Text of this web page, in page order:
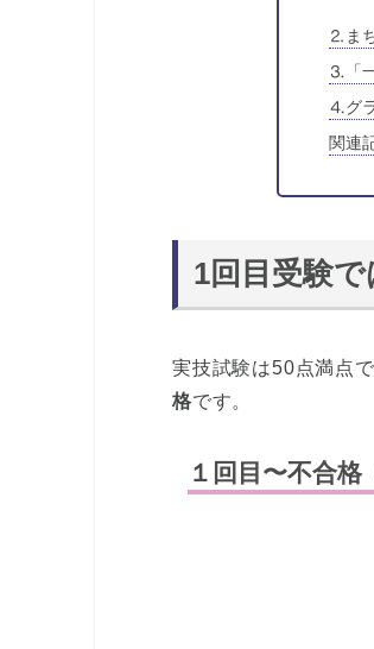
⒉ま
⒊「
⒋グ
関連
1回目受験
実技試験は50点満点
格です。
１回目〜不合格